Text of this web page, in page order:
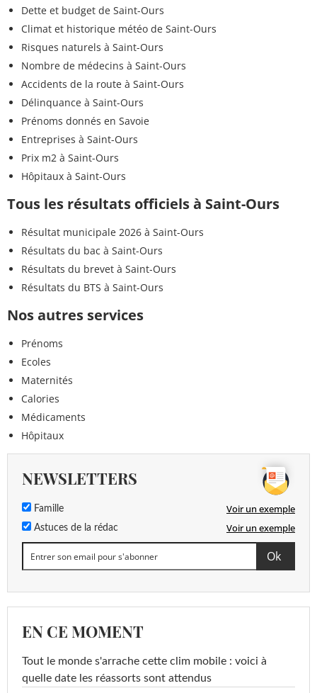
Dette et budget de Saint-Ours
Climat et historique météo de Saint-Ours
Risques naturels à Saint-Ours
Nombre de médecins à Saint-Ours
Accidents de la route à Saint-Ours
Délinquance à Saint-Ours
Prénoms donnés en Savoie
Entreprises à Saint-Ours
Prix m2 à Saint-Ours
Hôpitaux à Saint-Ours
Tous les résultats officiels à Saint-Ours
Résultat municipale 2026 à Saint-Ours
Résultats du bac à Saint-Ours
Résultats du brevet à Saint-Ours
Résultats du BTS à Saint-Ours
Nos autres services
Prénoms
Ecoles
Maternités
Calories
Médicaments
Hôpitaux
NEWSLETTERS
Famille Voir un exemple
Astuces de la rédac Voir un exemple
EN CE MOMENT
Tout le monde s'arrache cette clim mobile : voici à
quelle date les réassorts sont attendus